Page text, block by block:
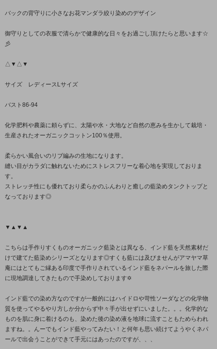
バックの背守りに小さなお花マンダラ絞り染めのデザイン
御守りとしての衣服で清らかで健康的な日々をお過ごし頂けたらと思います☆
彡
△▼△▼
サイズ レディースLサイズ
バスト86-94
化学肥料や農薬に頼らずに、太陽や水・大地など自然の恵みを生かして栽培・
生産されたオーガニックコットン100％使用。
柔らかい風合いのリブ編みの生地になります。
縫い目がカラダに触れないためにストレスフリーな着心地を実現しておりま
す。
ストレッチ性にも優れており柔らかのふんわりと癒しの藍染めタンクトップと
なっております◎
▼▲▼▲
こちらは手作りすくものオーガニック藍染とは異なる、インド藍を天然素材だ
けで建てた藍染めシリーズとなります◎すくも藍には及びませんがアマヤマ草
庵にはとてもご縁ある印度で手作りされているインド藍をネパールを旅した際
に現地調達してきたもので手染めしております✡
インド藍での染め方なのですが一般的にはハイドロや苛性ソーダなどの化学物
質を使ってやるやり方しか分からず中々手が出せずにいました。。。化学的な
ものを肌に身に着けるのも、染めた後の染め液を地球に流すこともためらわれ
ますね。。んーでもインド藍やってみたい！と何年も思い続けてようやくネパ
ールで出会うことができて手元にはあったのですが、、、